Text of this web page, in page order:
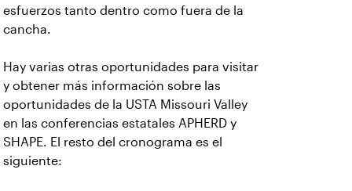
esfuerzos tanto dentro como fuera de la
cancha.
Hay varias otras oportunidades para visitar
y obtener más información sobre las
oportunidades de la USTA Missouri Valley
en las conferencias estatales APHERD y
SHAPE. El resto del cronograma es el
siguiente: